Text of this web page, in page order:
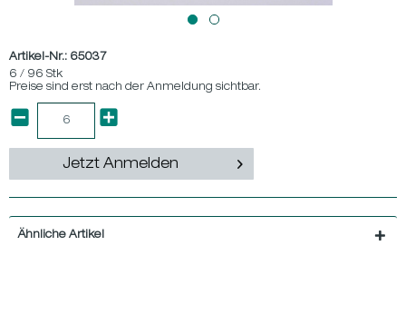
Artikel-Nr.: 65037
6 / 96 Stk
Preise sind erst nach der Anmeldung sichtbar.
Jetzt Anmelden
Ähnliche Artikel